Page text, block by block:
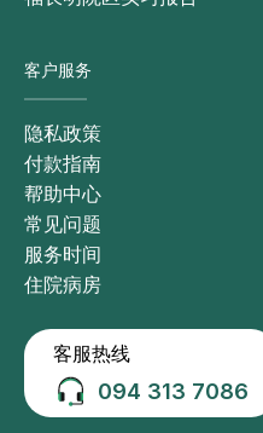
客户服务
隐私政策
付款指南
帮助中心
常见问题
服务时间
住院病房
客服热线
094 313 7086